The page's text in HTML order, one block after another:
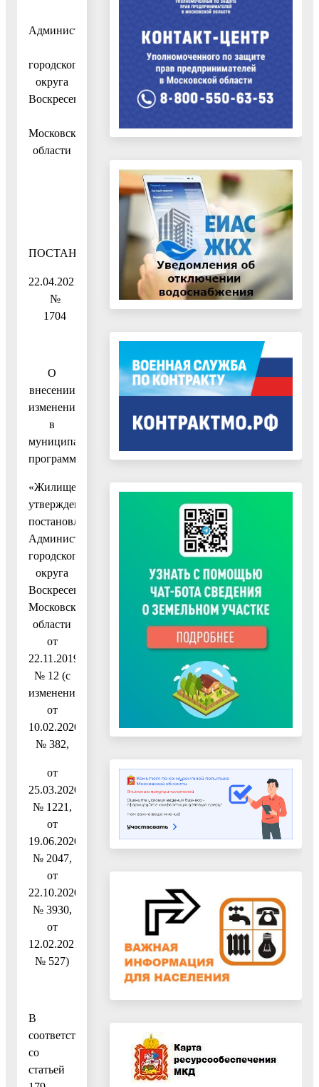
Администрация
городского
округа
Воскресенск
Московской
области
ПОСТАНОВЛЕНИЕ
22.04.2021
№
1704
О
внесении
изменений
в
муниципальную
программу
«Жилище»,
утвержденную
постановлением
Администрации
городского
округа
Воскресенск
Московской
области
от
22.11.2019
№ 12 (с
изменениями
от
10.02.2020
№ 382,
от
25.03.2020
№ 1221,
от
19.06.2020
№ 2047,
от
22.10.2020
№ 3930,
от
12.02.2021
№ 527)
В
соответствии
со
статьей